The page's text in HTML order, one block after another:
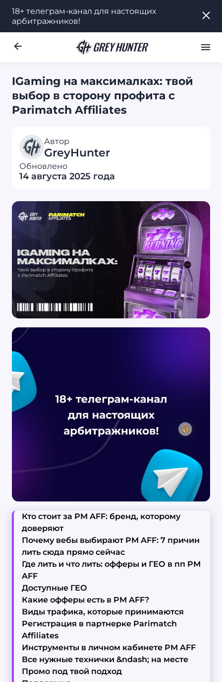
18+ телеграм-канал для настоящих
арбитражников!
18+ телеграм-канал для настоящих
арбитражников!
IGaming на максималках: твой
выбор в сторону профита с
Parimatch Affiliates
Автор
GreyHunter
Обновлено
14 августа 2025 года
Кто стоит за PM AFF: бренд, которому
доверяют
Почему вебы выбирают PM AFF: 7 причин
лить сюда прямо сейчас
Где лить и что лить: офферы и ГЕО в пп PM
AFF
Доступные ГЕО
Какие офферы есть в PM AFF?
Виды трафика, которые принимаются
Регистрация в партнерке Parimatch
Affiliates
Инструменты в личном кабинете PM AFF
Все нужные технички &ndash; на месте
Промо под твой подход